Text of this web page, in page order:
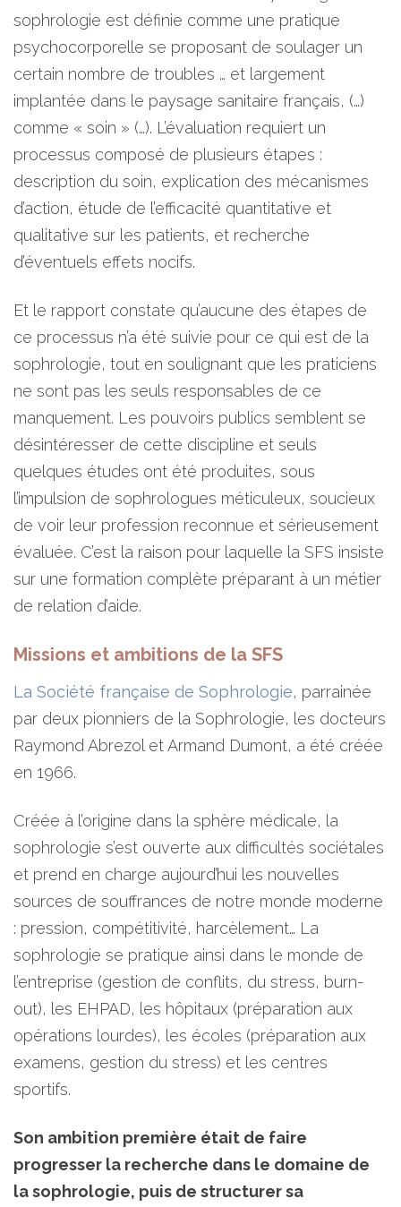
sophrologie est définie comme une pratique
psychocorporelle se proposant de soulager un
certain nombre de troubles … et largement
implantée dans le paysage sanitaire français, (…)
comme « soin » (…). L’évaluation requiert un
processus composé de plusieurs étapes :
description du soin, explication des mécanismes
d’action, étude de l’efficacité quantitative et
qualitative sur les patients, et recherche
d’éventuels effets nocifs.
Et le rapport constate qu’aucune des étapes de
ce processus n’a été suivie pour ce qui est de la
sophrologie, tout en soulignant que les praticiens
ne sont pas les seuls responsables de ce
manquement. Les pouvoirs publics semblent se
désintéresser de cette discipline et seuls
quelques études ont été produites, sous
l’impulsion de sophrologues méticuleux, soucieux
de voir leur profession reconnue et sérieusement
évaluée. C’est la raison pour laquelle la SFS insiste
sur une formation complète préparant à un métier
de relation d’aide.
Missions et ambitions de la SFS
La Société française de Sophrologie, parrainée
par deux pionniers de la Sophrologie, les docteurs
Raymond Abrezol et Armand Dumont, a été créée
en 1966.
Créée à l’origine dans la sphère médicale, la
sophrologie s’est ouverte aux difficultés sociétales
et prend en charge aujourd’hui les nouvelles
sources de souffrances de notre monde moderne
: pression, compétitivité, harcèlement… La
sophrologie se pratique ainsi dans le monde de
l’entreprise (gestion de conflits, du stress, burn-
out), les EHPAD, les hôpitaux (préparation aux
opérations lourdes), les écoles (préparation aux
examens, gestion du stress) et les centres
sportifs.
Son ambition première était de faire
progresser la recherche dans le domaine de
la sophrologie, puis de structurer sa